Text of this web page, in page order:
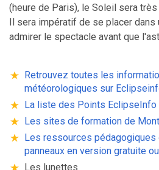
(heure de Paris), le Soleil sera
Il sera impératif de se placer dans
admirer le spectacle avant que
Retrouvez toutes les
météorologiques sur
La liste des Points EclipseInfo
Les sites de formation de
Les ressources
panneaux en version gratuite
Les lunettes